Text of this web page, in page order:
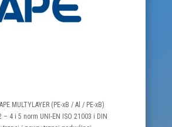
MULTYLAYER (PE-xB / Al / PE-xB)
4 i 5 norm UNI-EN ISO 21003 i DIN